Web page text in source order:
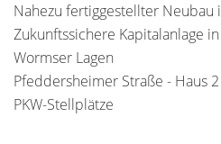
Nahezu fertiggestellter Neubau
Zukunftssichere Kapitalanlage
Wormser Lagen
Pfeddersheimer Straße - Haus
PKW-Stellplätze